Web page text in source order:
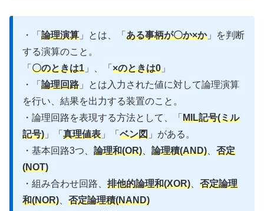
・「 論理演算 」とは、「 ある事柄が〇か×か」を判断
する演算のこと。
「 〇のときは1 」、「 ×のときは0 」
・「 論理回路 」とは入力された値に対して論理演算
を行い、結果を出力する装置のこと。
・論理回路を表現する方法として、「 MIL記号(ミル
記号) 」「 真理値表 」「 ベン図 」がある。
・基本回路3つ、 論理和(OR) 論理積(AND)
否定
(NOT)
・組み合わせ回路、 排他的論理和(XOR)
否定論理
和(NOR)
否定論理積(NAND)